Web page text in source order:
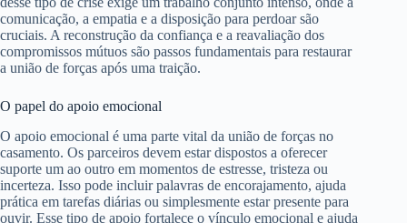
comunicação, a empatia e a disposição para perdoar são
cruciais. A reconstrução da confiança e a reavaliação dos
compromissos mútuos são passos fundamentais para restaurar
a união de forças após uma traição.
O papel do apoio emocional
O apoio emocional é uma parte vital da união de forças no
casamento. Os parceiros devem estar dispostos a oferecer
suporte um ao outro em momentos de estresse, tristeza ou
incerteza. Isso pode incluir palavras de encorajamento, ajuda
prática em tarefas diárias ou simplesmente estar presente para
ouvir. Esse tipo de apoio fortalece o vínculo emocional e ajuda